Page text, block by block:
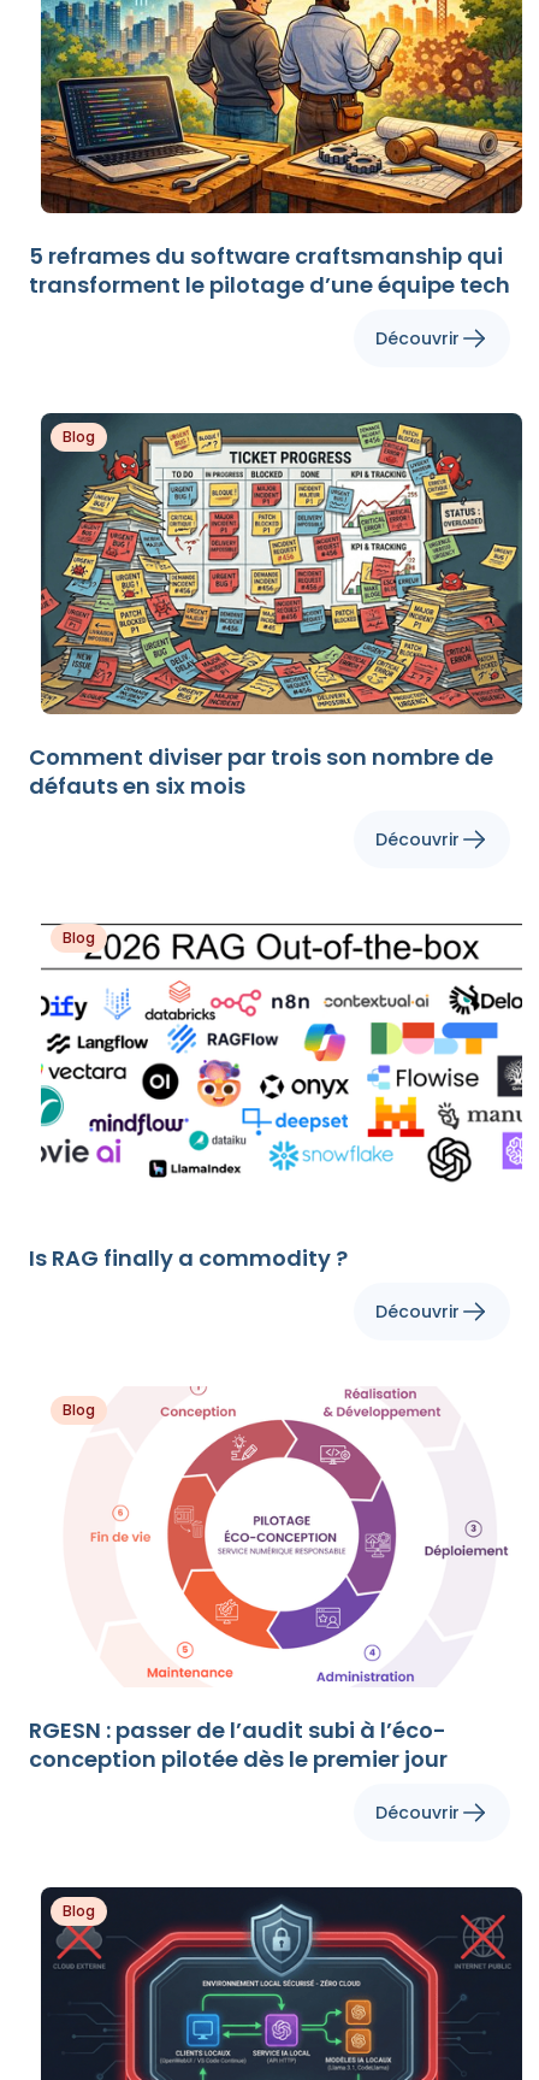
5 reframes du software craftsmanship qui
transforment le pilotage d’une équipe tech
Découvrir
Blog
Comment diviser par trois son nombre de
défauts en six mois
Découvrir
Blog
Is RAG finally a commodity ?
Découvrir
Blog
RGESN : passer de l’audit subi à l’éco-
conception pilotée dès le premier jour
Découvrir
Blog